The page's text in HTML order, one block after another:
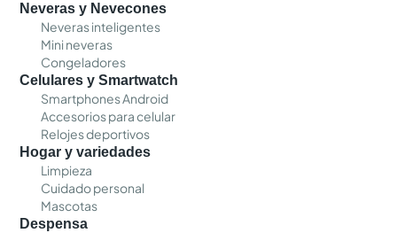
Neveras y Nevecones
Neveras inteligentes
Mini neveras
Congeladores
Celulares y Smartwatch
Smartphones Android
Accesorios para celular
Relojes deportivos
Hogar y variedades
Limpieza
Cuidado personal
Mascotas
Despensa